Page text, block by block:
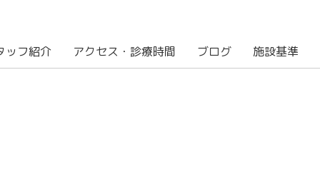
ッフ紹介 アクセス・診療時間 ブログ 施設基準